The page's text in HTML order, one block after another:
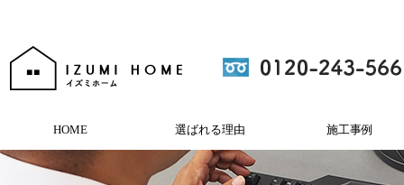
HOME 選ばれる理由 施工事例